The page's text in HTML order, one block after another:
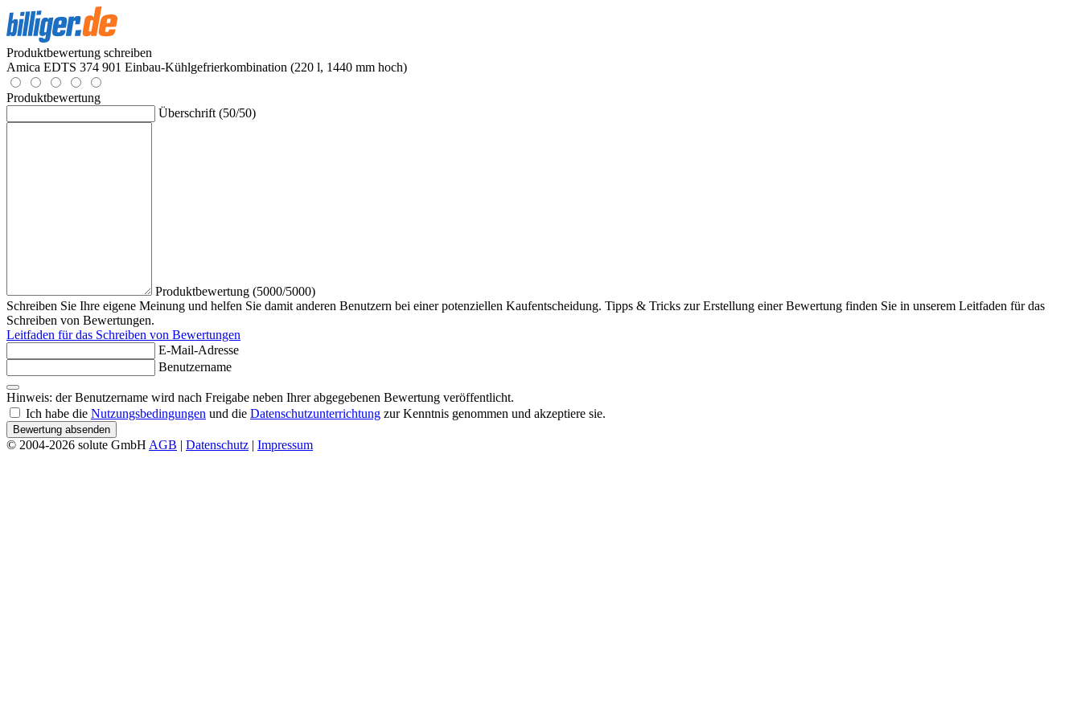
Produktbewertung schreiben
Amica EDTS 374 901 Einbau-Kühlgefrierkombination (220 l, 1440 mm hoch)
Produktbewertung
Überschrift (50/50)
Produktbewertung (5000/5000)
Schreiben Sie Ihre eigene Meinung und helfen Sie damit anderen Benutzern bei einer potenziellen Kaufentscheidung. Tipps & Tricks zur Erstellung einer Bewertung finden Sie in unserem Leitfaden für das
Schreiben von Bewertungen.
Leitfaden für das Schreiben von Bewertungen
E-Mail-Adresse
Benutzername
Hinweis: der Benutzername wird nach Freigabe neben Ihrer abgegebenen Bewertung veröffentlicht.
Ich habe die Nutzungsbedingungen und die Datenschutzunterrichtung zur Kenntnis genommen und akzeptiere sie.
Bewertung absenden
© 2004-2026 solute GmbH AGB | Datenschutz | Impressum